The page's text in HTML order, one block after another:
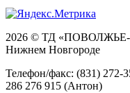
2026 © ТД «ПОВОЛЖЬЕ-
Нижнем Новгороде
Телефон/факс: (831) 272-
286 276 915 (Антон)